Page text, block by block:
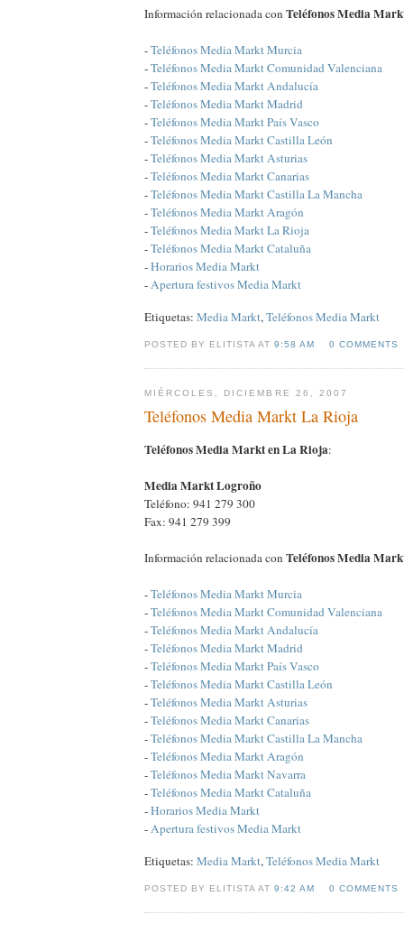
Información relacionada con Teléfonos Media
-Teléfonos Media Markt Murcia
-Teléfonos Media Markt Comunidad Valenciana
-Teléfonos Media Markt Andalucía
-Teléfonos Media Markt Madrid
-Teléfonos Media Markt País Vasco
-Teléfonos Media Markt Castilla León
-Teléfonos Media Markt Asturias
-Teléfonos Media Markt Canarias
-Teléfonos Media Markt Castilla La Mancha
-Teléfonos Media Markt Aragón
-Teléfonos Media Markt La Rioja
-Teléfonos Media Markt Cataluña
-Horarios Media Markt
-Apertura festivos Media Markt
Etiquetas: Media Markt,Teléfonos Media Markt
POSTED BY ELITISTA AT9:58 AM 0 COMMENTS
MIÉRCOLES, DICIEMBRE 26, 2007
Teléfonos Media Markt La Rioja
Teléfonos Media Markt en La Rioja:
Media Markt Logroño
Teléfono: 941 279 300
Fax: 941 279 399
Información relacionada con Teléfonos Media
-Teléfonos Media Markt Murcia
-Teléfonos Media Markt Comunidad Valenciana
-Teléfonos Media Markt Andalucía
-Teléfonos Media Markt Madrid
-Teléfonos Media Markt País Vasco
-Teléfonos Media Markt Castilla León
-Teléfonos Media Markt Asturias
-Teléfonos Media Markt Canarias
-Teléfonos Media Markt Castilla La Mancha
-Teléfonos Media Markt Aragón
-Teléfonos Media Markt Navarra
-Teléfonos Media Markt Cataluña
-Horarios Media Markt
-Apertura festivos Media Markt
Etiquetas: Media Markt,Teléfonos Media Markt
POSTED BY ELITISTA AT9:42 AM 0 COMMENTS